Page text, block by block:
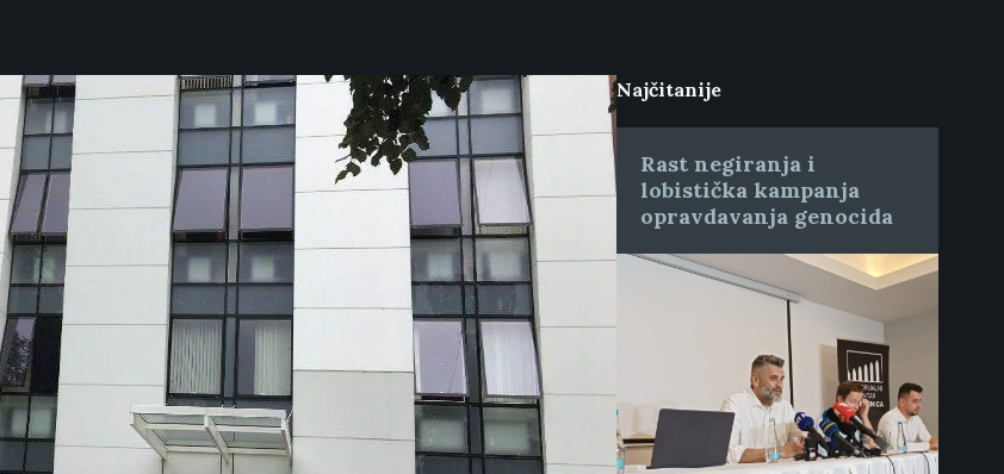
Najčitanije
Rast negiranja i
lobistička kampanja
opravdavanja genocida